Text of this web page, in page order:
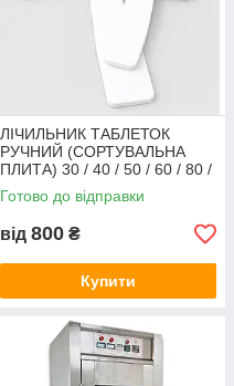
ЛІЧИЛЬНИК ТАБЛЕТОК
РУЧНИЙ (СОРТУВАЛЬНА
ПЛИТА) 30 / 40 / 50 / 60 / 80 /
100 / 120 таблеток
Готово до відправки
від 800 ₴
Купити